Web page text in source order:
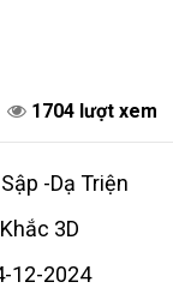
1704 lượt xem
-Dạ Triện
3D
12-2024